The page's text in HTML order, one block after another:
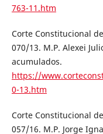
763-11.htm
Corte Constitucional
070/13. M.P. Alexei
acumulados.
https://
0-13.htm
Corte Constitucional
057/16. M.P. Jorge